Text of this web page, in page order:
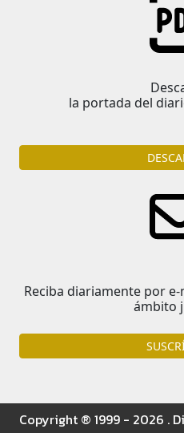
la portada del
Reciba diariamente por
ámbito
Copyright ® 1999 - 2026 .